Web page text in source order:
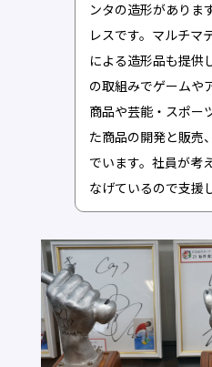
ンタの造形がありま
レスです。マルチマ
による造形品も提供
の取組みでゲームや
商品や芸能・スポー
た商品の開発と販売
でいます。社員が考
なげているので支援